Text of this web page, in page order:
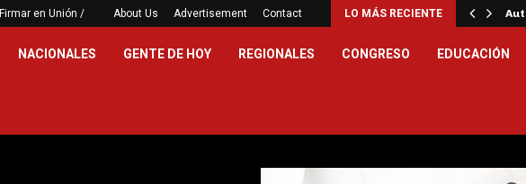
Firmar en Unión / About Us Advertisement Contact LO MÁS RECIENTE
Fortalece Puebla prevención de violencia sexual y…
NACIONALES GENTE DE HOY REGIONALES CONGRESO EDUCACIÓN